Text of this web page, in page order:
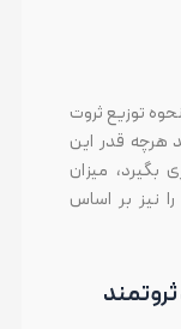
توزیع ثروت
هرچه قدر این
بگیرد، میزان
نیز بر اساس